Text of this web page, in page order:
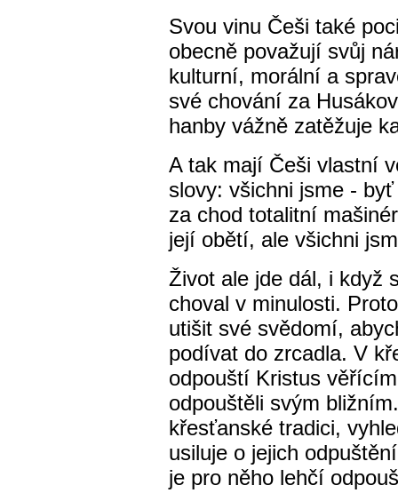
Svou vinu Češi také
obecně považují svůj
kulturní, morální a
své chování za
hanby vážně zatěžuje
A tak mají Češi vlastní
slovy: všichni jsme -
za chod totalitní
její obětí, ale všichni
Život ale jde dál, i když
choval v minulosti.
utišit své svědomí,
podívat do zrcadla. V
odpouští Kristus
odpouštěli svým
křesťanské tradici,
usiluje o jejich
je pro něho lehčí